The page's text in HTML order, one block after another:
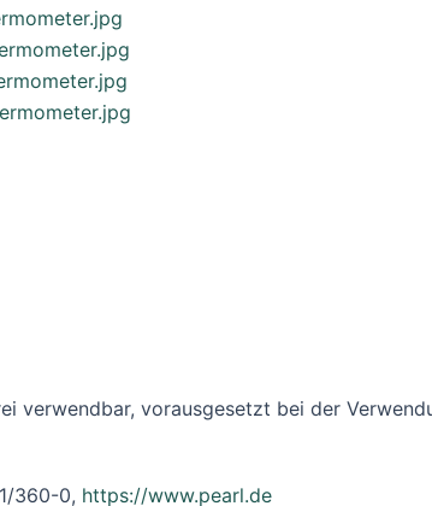
verwendbar, vorausgesetzt bei der
360-0, https://www.pearl.de